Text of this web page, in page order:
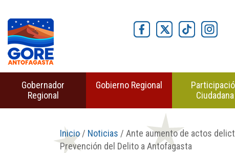
Gobernador
Regional
Gobierno Regional
Ciudadana
Inicio/ Noticias / Ante aumento de actos
Prevención del Delito a Antofagasta